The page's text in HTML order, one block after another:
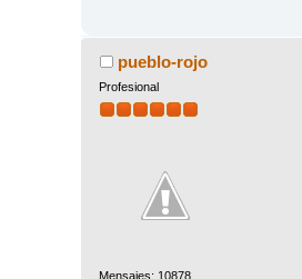
pueblo-rojo
Profesional
Mensajes: 10878